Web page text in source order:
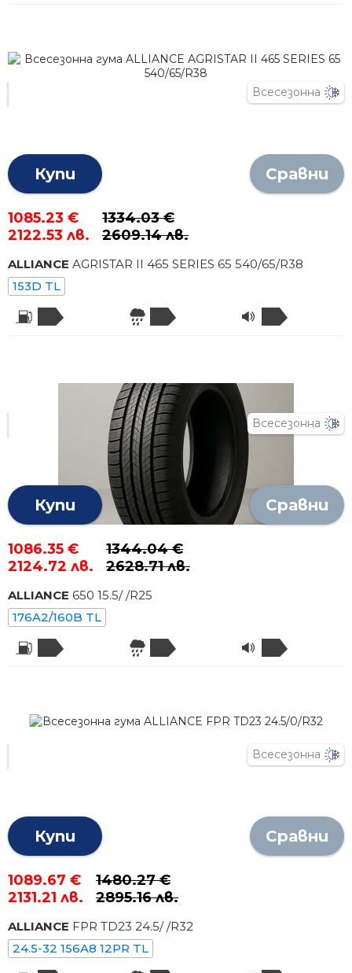
Всесезонна
Купи Сравни
1085.23 €
2122.53 лв.
1334.03 €
2609.14 лв.
ALLIANCE AGRISTAR II 465 SERIES 65 540/65/R38
153D TL
Всесезонна
Купи Сравни
1086.35 €
2124.72 лв.
1344.04 €
2628.71 лв.
ALLIANCE 650 15.5/ /R25
176A2/160B TL
Всесезонна
Купи Сравни
1089.67 €
2131.21 лв.
1480.27 €
2895.16 лв.
ALLIANCE FPR TD23 24.5/ /R32
24.5-32 156A8 12PR TL